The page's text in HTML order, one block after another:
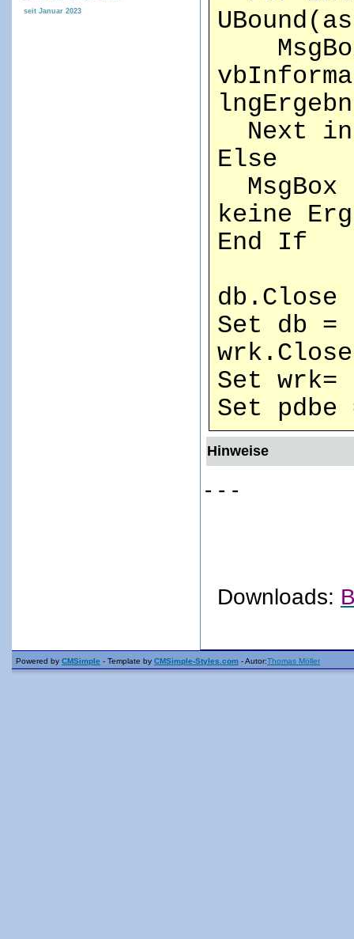
seit Januar 2023
Next
Else
keine
End If
db.Close
Set db =
wrk.Close
Set wrk=
Set
Hinweise
- - -
Downloads:
Powered by CMSimple - Template by CMSimple-Styles.com - Autor:Thomas Möller